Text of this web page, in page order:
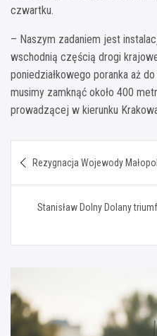
czwartku.
– Naszym zadaniem jest
wschodnią częścią drogi
poniedziałkowego poranka aż
musimy zamknąć około 400
prowadzącej w kierunku
wpisu
Rezygnacja Wojewody
Stanisław Dolny Dolany